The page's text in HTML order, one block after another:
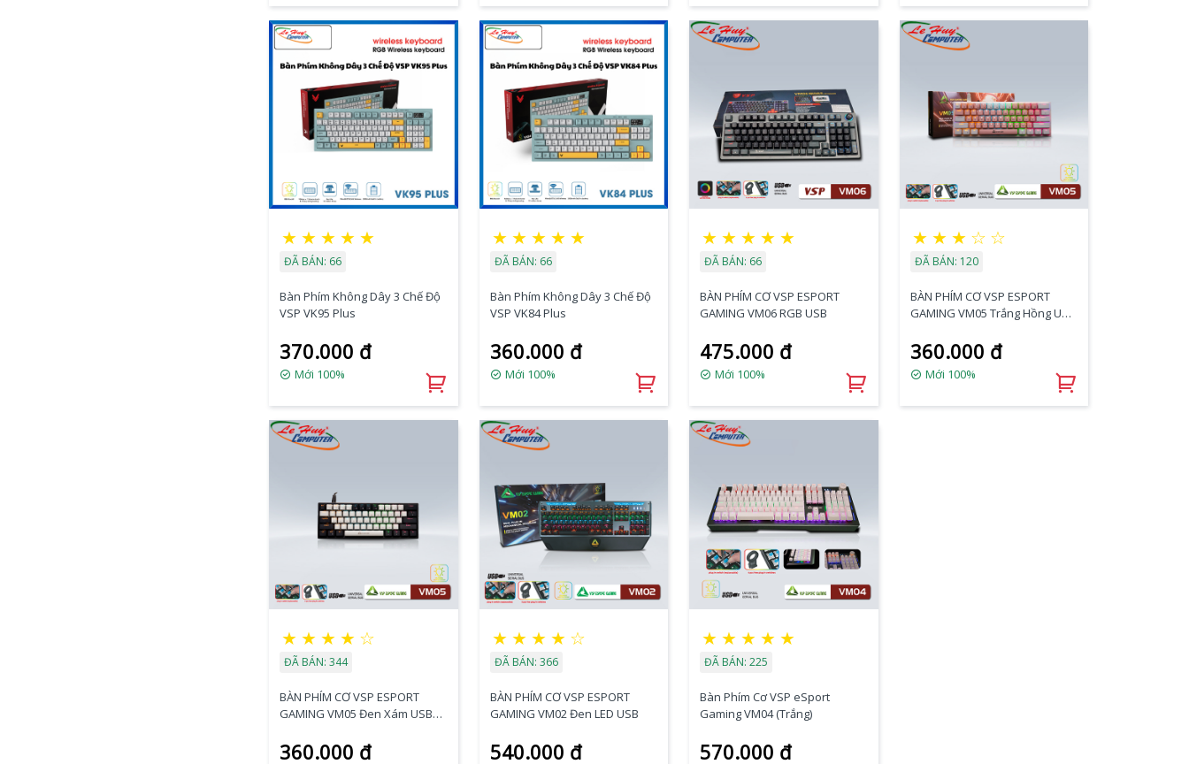
★ ★ ★ ★ ★
ĐÃ BÁN: 66
Bàn Phím Không Dây 3 Chế Độ
VSP VK95 Plus
370.000 đ
Mới 100%
★ ★ ★ ★ ★
ĐÃ BÁN: 66
Bàn Phím Không Dây 3 Chế Độ
VSP VK84 Plus
360.000 đ
Mới 100%
★ ★ ★ ★ ★
ĐÃ BÁN: 66
BÀN PHÍM CƠ VSP ESPORT
GAMING VM06 RGB USB
475.000 đ
Mới 100%
★ ★ ★ ☆ ☆
ĐÃ BÁN: 120
BÀN PHÍM CƠ VSP ESPORT
GAMING VM05 Trắng Hồng USB
360.000 đ
Mới 100%
★ ★ ★ ★ ☆
ĐÃ BÁN: 344
BÀN PHÍM CƠ VSP ESPORT
GAMING VM05 Đen Xám USB
360.000 đ
★ ★ ★ ★ ☆
ĐÃ BÁN: 366
BÀN PHÍM CƠ VSP ESPORT
GAMING VM02 Đen LED USB
540.000 đ
★ ★ ★ ★ ★
ĐÃ BÁN: 225
Bàn Phím Cơ VSP eSport
Gaming VM04 (Trắng)
570.000 đ